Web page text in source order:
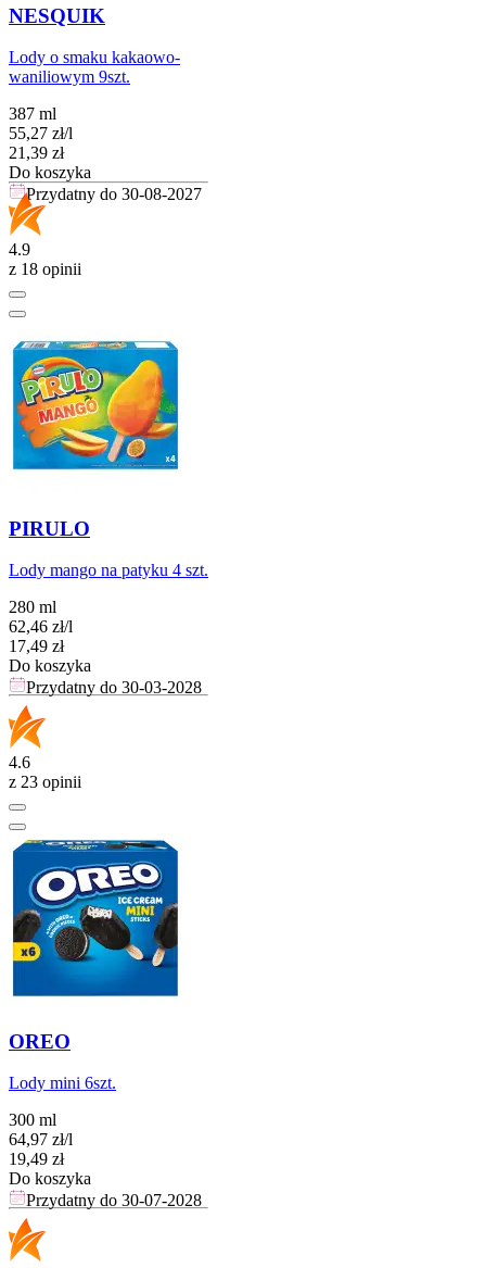
NESQUIK
Lody o smaku kakaowo-
waniliowym 9szt.
387 ml
55,27 zł/l
Cena
21,39 zł
Do koszyka
Przydatny do 30-08-2027
4.9
z 18 opinii
PIRULO
Lody mango na patyku 4 szt.
280 ml
62,46 zł/l
Cena
17,49 zł
Do koszyka
Przydatny do 30-03-2028
4.6
z 23 opinii
OREO
Lody mini 6szt.
300 ml
64,97 zł/l
Cena
19,49 zł
Do koszyka
Przydatny do 30-07-2028